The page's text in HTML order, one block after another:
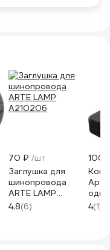
70 ₽ /шт
Заглушка для
шинопровода
ARTE LAMP
A210206
4.8(6)
100
4(1)